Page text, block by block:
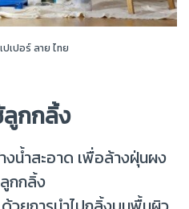
เปอร์ ลาย ไทย
ลูกกลิ้ง
งน้ำสะอาด เพื่อล้างฝุ่นผง
กกลิ้ง